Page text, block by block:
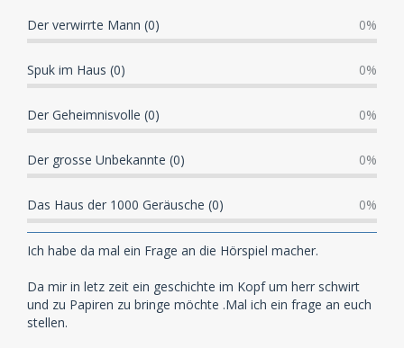
Der verwirrte Mann (0) 0%
Spuk im Haus (0) 0%
Der Geheimnisvolle (0) 0%
Der grosse Unbekannte (0) 0%
Das Haus der 1000 Geräusche (0) 0%
Ich habe da mal ein Frage an die Hörspiel macher.
Da mir in letz zeit ein geschichte im Kopf um herr schwirt
und zu Papiren zu bringe möchte .Mal ich ein frage an euch
stellen.